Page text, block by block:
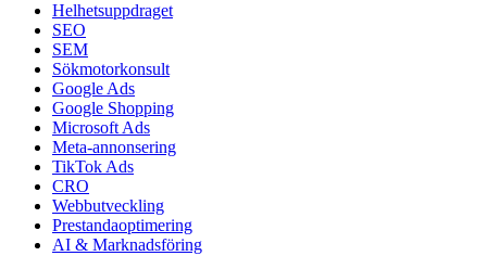
Helhetsuppdraget
SEO
SEM
Sökmotorkonsult
Google Ads
Google Shopping
Microsoft Ads
Meta-annonsering
TikTok Ads
CRO
Webbutveckling
Prestandaoptimering
AI & Marknadsföring